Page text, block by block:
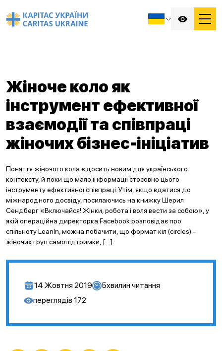
Жіноче коло як
інструмент ефективної
взаємодії та співпраці
жіночих бізнес-ініціатив
Поняття жіночого кола є досить новим для українського
контексту, й поки що мало інформації стосовно цього
інструменту ефективної співпраці. Утім, якщо вдатися до
міжнародного досвіду, посилаючись на книжку Шерил
Сендберг «Включайся! Жінки, робота і воля вести за собою», у
якій операційна директорка Facebook розповідає про
спільноту LeanIn, можна побачити, що формат кіл (circles) –
жіночих груп самопідтримки, […]
14 Жовтня 2019 5хвилин читання
переглядів 172